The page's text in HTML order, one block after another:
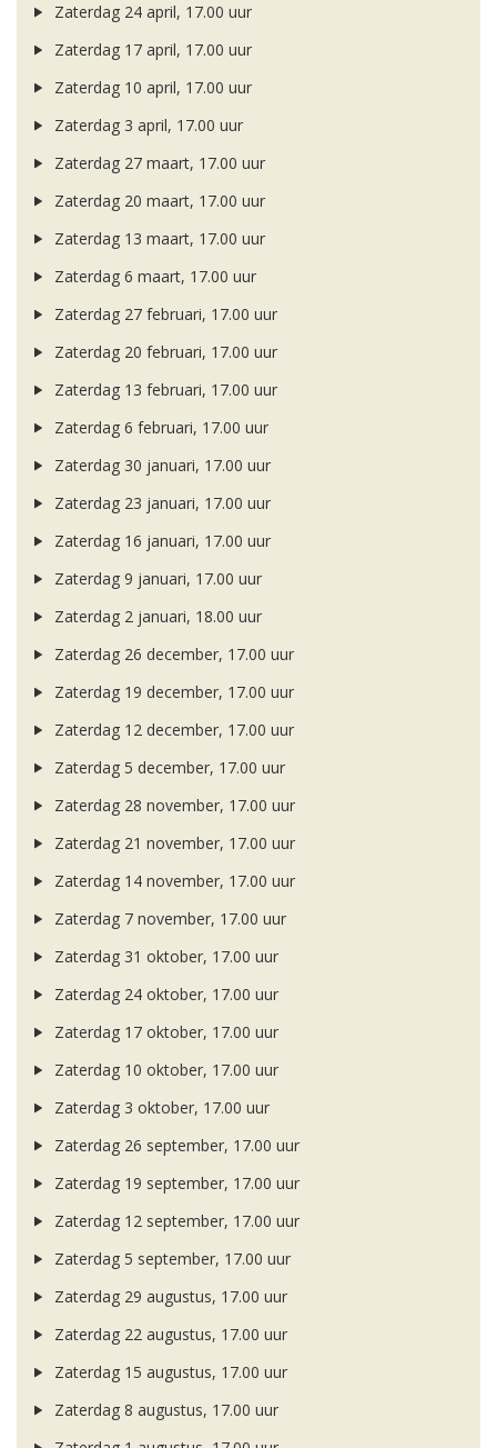
Zaterdag 24 april, 17.00 uur
Zaterdag 17 april, 17.00 uur
Zaterdag 10 april, 17.00 uur
Zaterdag 3 april, 17.00 uur
Zaterdag 27 maart, 17.00 uur
Zaterdag 20 maart, 17.00 uur
Zaterdag 13 maart, 17.00 uur
Zaterdag 6 maart, 17.00 uur
Zaterdag 27 februari, 17.00 uur
Zaterdag 20 februari, 17.00 uur
Zaterdag 13 februari, 17.00 uur
Zaterdag 6 februari, 17.00 uur
Zaterdag 30 januari, 17.00 uur
Zaterdag 23 januari, 17.00 uur
Zaterdag 16 januari, 17.00 uur
Zaterdag 9 januari, 17.00 uur
Zaterdag 2 januari, 18.00 uur
Zaterdag 26 december, 17.00 uur
Zaterdag 19 december, 17.00 uur
Zaterdag 12 december, 17.00 uur
Zaterdag 5 december, 17.00 uur
Zaterdag 28 november, 17.00 uur
Zaterdag 21 november, 17.00 uur
Zaterdag 14 november, 17.00 uur
Zaterdag 7 november, 17.00 uur
Zaterdag 31 oktober, 17.00 uur
Zaterdag 24 oktober, 17.00 uur
Zaterdag 17 oktober, 17.00 uur
Zaterdag 10 oktober, 17.00 uur
Zaterdag 3 oktober, 17.00 uur
Zaterdag 26 september, 17.00 uur
Zaterdag 19 september, 17.00 uur
Zaterdag 12 september, 17.00 uur
Zaterdag 5 september, 17.00 uur
Zaterdag 29 augustus, 17.00 uur
Zaterdag 22 augustus, 17.00 uur
Zaterdag 15 augustus, 17.00 uur
Zaterdag 8 augustus, 17.00 uur